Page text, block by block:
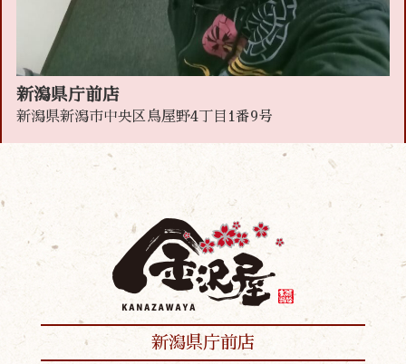
新潟県庁前店
新潟県新潟市中央区鳥屋野4丁目1番9号
新潟県庁前店